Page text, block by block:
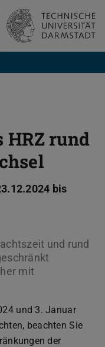
HRZ rund
bis
und rund
mit
und 3. Januar
beachten Sie
der